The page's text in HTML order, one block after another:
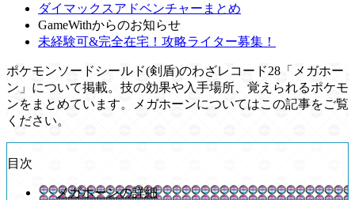
ダイマックスアドベンチャーまとめ
GameWithからのお知らせ
未経験可&完全在宅！攻略ライター募集！
ポケモンソードシールド(剣盾)のわざレコード28「メガホー
ン」について掲載。技の効果や入手場所、覚えられるポケモ
ンをまとめています。メガホーンについてはこの記事をご覧
ください。
目次
メガホーンの詳細